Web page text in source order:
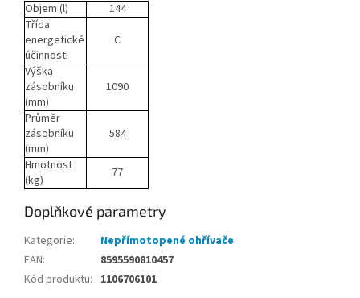
Objem (l)
144
Třída
energetické
účinnosti
C
Výška
zásobníku
(mm)
1090
Průměr
zásobníku
(mm)
584
Hmotnost
(kg)
77
Doplňkové parametry
Kategorie:
Nepřímotopené ohřívače
EAN:
8595590810457
Kód produktu: 1106706101